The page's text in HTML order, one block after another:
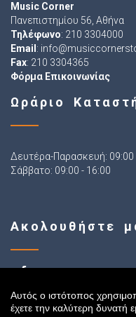
Music Corner
Πανεπιστημίου 56, Αθήνα
Τηλέφωνο: 210 3304000
Email :
Fax: 210 3304365
Φόρμα Επικοινωνίας
Ωράριο
Δευτέρα-Παρασκευή: 09:00
Σάββατο: 09:00 - 16:00
Ακολουθήστε
Sitemap
Αυτός ο ιστότοπος
έχετε την καλύτερη δυνατή